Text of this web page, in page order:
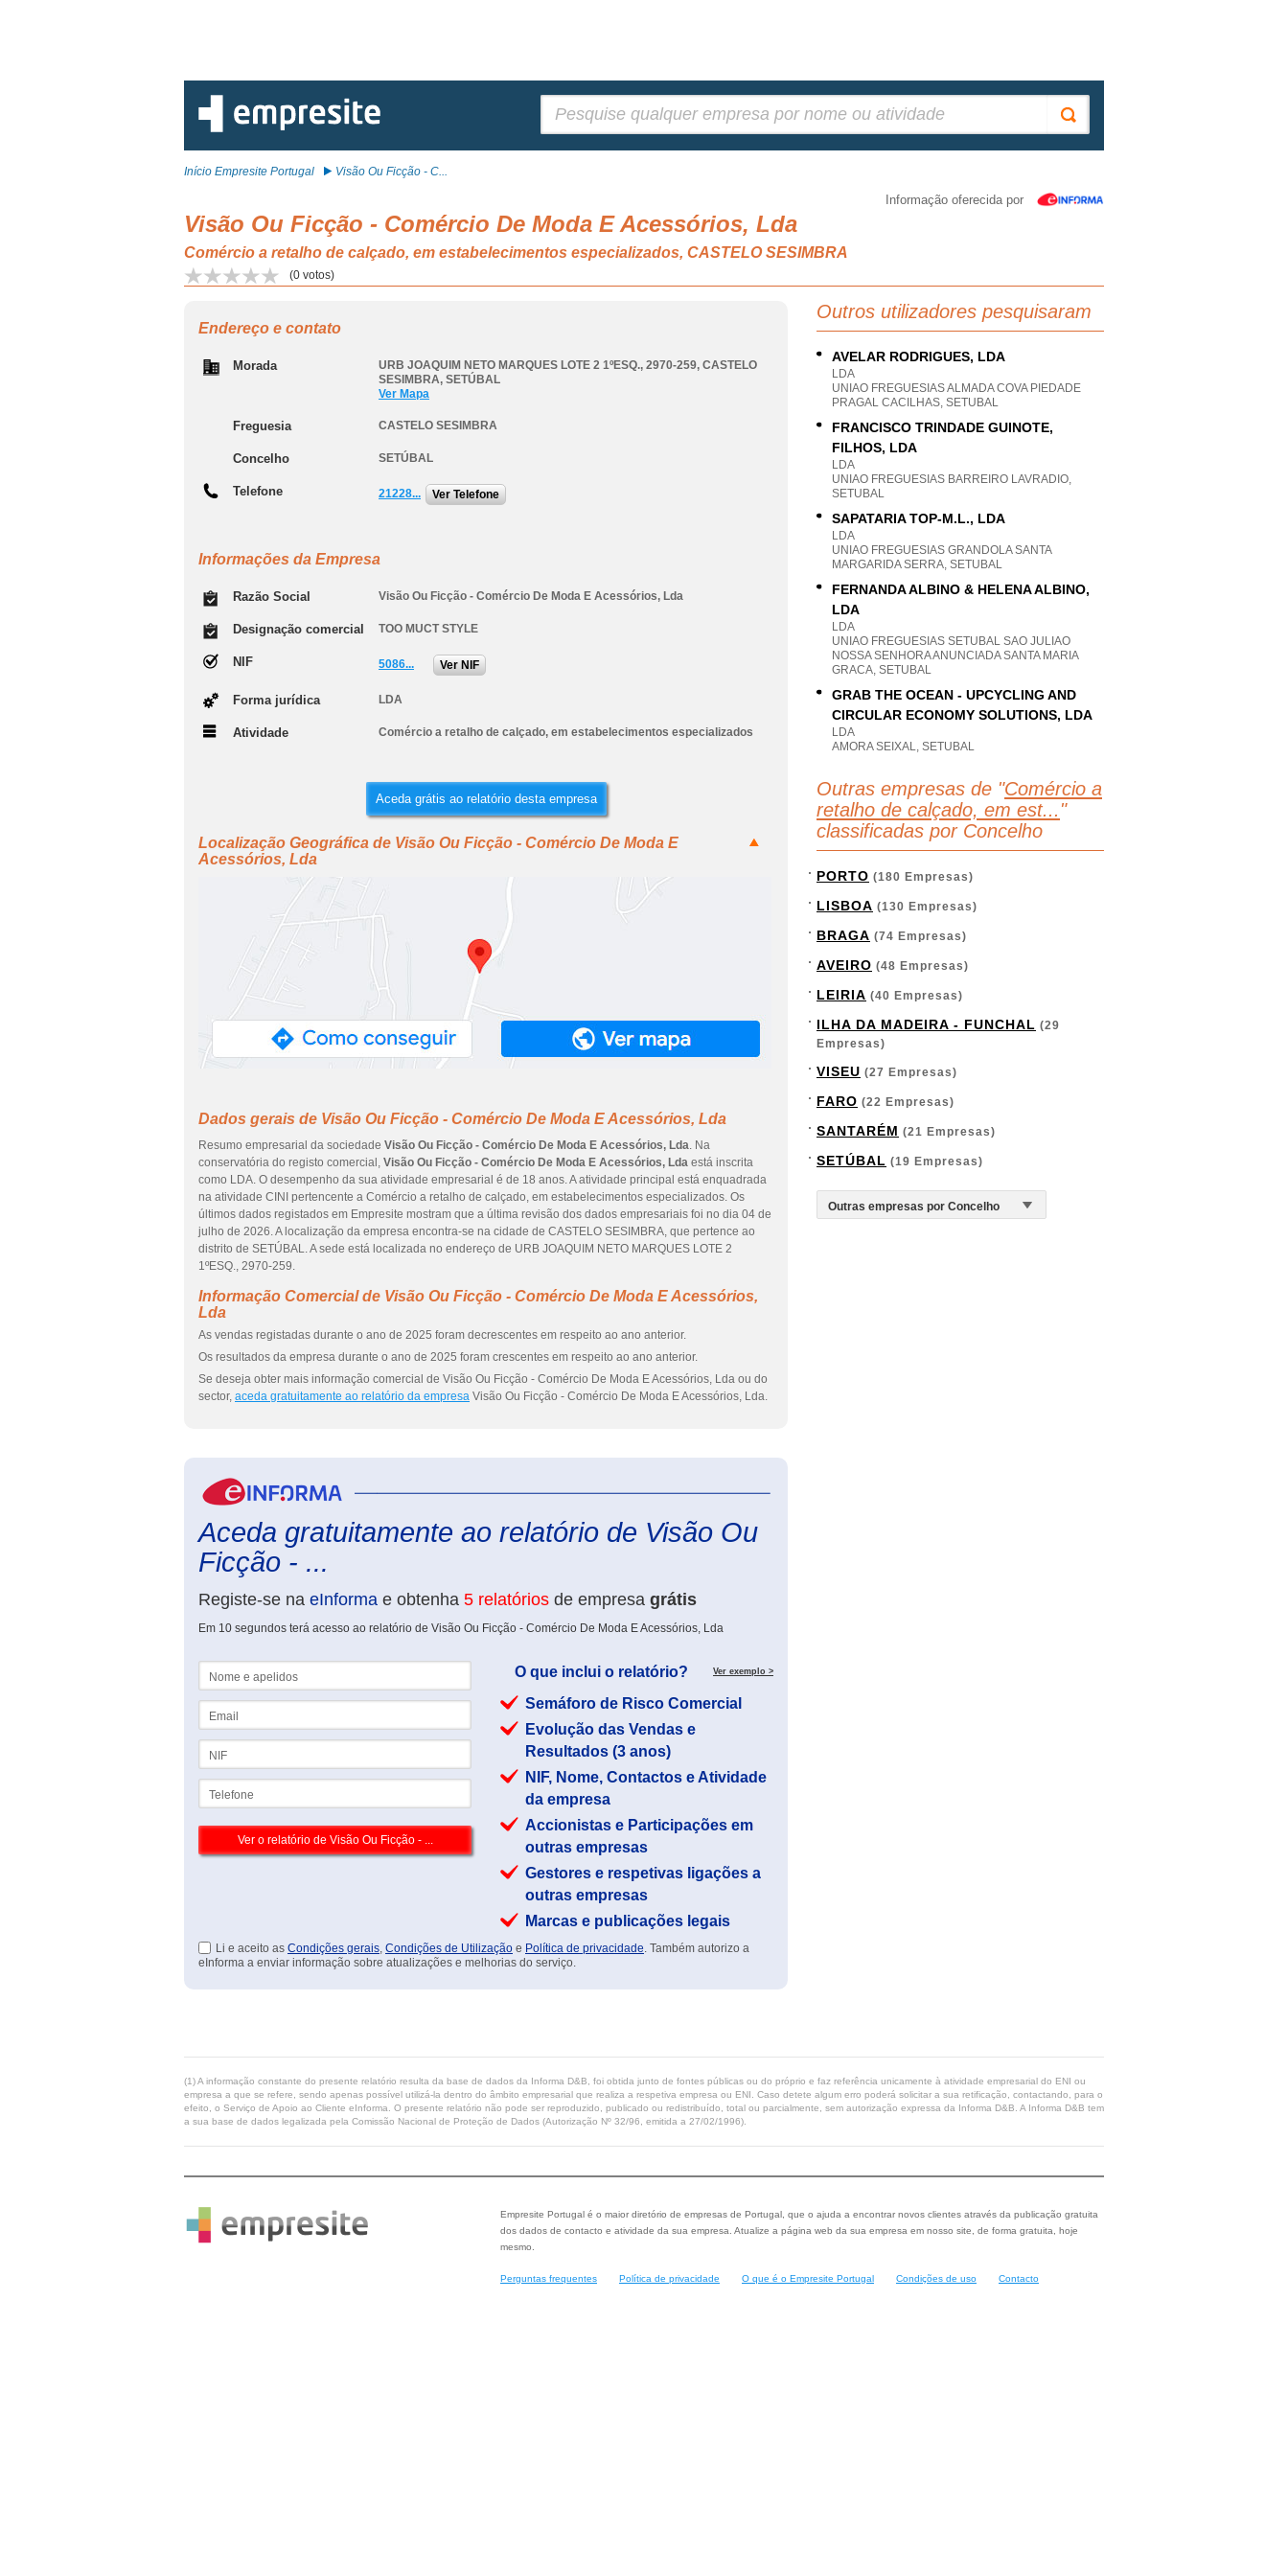
Início Empresite Portugal Visão Ou Ficção - C...
Informação oferecida por
Visão Ou Ficção - Comércio De Moda E Acessórios, Lda
Comércio a retalho de calçado, em estabelecimentos especializados, CASTELO SESIMBRA
(0 votos)
Endereço e contato
Morada URB JOAQUIM NETO MARQUES LOTE 2 1ºESQ., 2970-259, CASTELO
SESIMBRA, SETÚBAL
Ver Mapa
Freguesia CASTELO SESIMBRA
Concelho SETÚBAL
Telefone 21228... Ver Telefone
Informações da Empresa
Razão Social Visão Ou Ficção - Comércio De Moda E Acessórios, Lda
Designação comercial TOO MUCT STYLE
NIF 5086... Ver NIF
Forma jurídica LDA
Atividade Comércio a retalho de calçado, em estabelecimentos especializados
Aceda grátis ao relatório desta empresa
Localização Geográfica de Visão Ou Ficção - Comércio De Moda E
Acessórios, Lda
Dados gerais de Visão Ou Ficção - Comércio De Moda E Acessórios, Lda
Resumo empresarial da sociedade Visão Ou Ficção - Comércio De Moda E Acessórios, Lda. Na
conservatória do registo comercial, Visão Ou Ficção - Comércio De Moda E Acessórios, Lda está inscrita
como LDA. O desempenho da sua atividade empresarial é de 18 anos. A atividade principal está enquadrada
na atividade CINI pertencente a Comércio a retalho de calçado, em estabelecimentos especializados. Os
últimos dados registados em Empresite mostram que a última revisão dos dados empresariais foi no dia 04 de
julho de 2026. A localização da empresa encontra-se na cidade de CASTELO SESIMBRA, que pertence ao
distrito de SETÚBAL. A sede está localizada no endereço de URB JOAQUIM NETO MARQUES LOTE 2
1ºESQ., 2970-259.
Informação Comercial de Visão Ou Ficção - Comércio De Moda E Acessórios,
Lda
As vendas registadas durante o ano de 2025 foram decrescentes em respeito ao ano anterior.
Os resultados da empresa durante o ano de 2025 foram crescentes em respeito ao ano anterior.
Se deseja obter mais informação comercial de Visão Ou Ficção - Comércio De Moda E Acessórios, Lda ou do
sector, aceda gratuitamente ao relatório da empresa Visão Ou Ficção - Comércio De Moda E Acessórios, Lda.
Aceda gratuitamente ao relatório de Visão Ou
Ficção - ...
Registe-se na eInforma e obtenha 5 relatórios de empresa grátis
Em 10 segundos terá acesso ao relatório de Visão Ou Ficção - Comércio De Moda E Acessórios, Lda
O que inclui o relatório? Ver exemplo >
Semáforo de Risco Comercial
Evolução das Vendas e
Resultados (3 anos)
NIF, Nome, Contactos e Atividade
da empresa
Accionistas e Participações em
outras empresas
Gestores e respetivas ligações a
outras empresas
Marcas e publicações legais
Li e aceito as Condições gerais, Condições de Utilização e Política de privacidade. Também autorizo a
eInforma a enviar informação sobre atualizações e melhorias do serviço.
Outros utilizadores pesquisaram
AVELAR RODRIGUES, LDA
LDA
UNIAO FREGUESIAS ALMADA COVA PIEDADE
PRAGAL CACILHAS, SETUBAL
FRANCISCO TRINDADE GUINOTE,
FILHOS, LDA
LDA
UNIAO FREGUESIAS BARREIRO LAVRADIO,
SETUBAL
SAPATARIA TOP-M.L., LDA
LDA
UNIAO FREGUESIAS GRANDOLA SANTA
MARGARIDA SERRA, SETUBAL
FERNANDA ALBINO & HELENA ALBINO,
LDA
LDA
UNIAO FREGUESIAS SETUBAL SAO JULIAO
NOSSA SENHORA ANUNCIADA SANTA MARIA
GRACA, SETUBAL
GRAB THE OCEAN - UPCYCLING AND
CIRCULAR ECONOMY SOLUTIONS, LDA
LDA
AMORA SEIXAL, SETUBAL
Outras empresas de "Comércio a
retalho de calçado, em est... "
classificadas por Concelho
PORTO (180 Empresas)
LISBOA (130 Empresas)
BRAGA (74 Empresas)
AVEIRO (48 Empresas)
LEIRIA (40 Empresas)
ILHA DA MADEIRA - FUNCHAL (29
Empresas)
VISEU (27 Empresas)
FARO (22 Empresas)
SANTARÉM (21 Empresas)
SETÚBAL (19 Empresas)
(1) A informação constante do presente relatório resulta da base de dados da Informa D&B, foi obtida junto de fontes públicas ou do próprio e faz referência unicamente à atividade empresarial do ENI ou
empresa a que se refere, sendo apenas possível utilizá-la dentro do âmbito empresarial que realiza a respetiva empresa ou ENI. Caso detete algum erro poderá solicitar a sua retificação, contactando, para o
efeito, o Serviço de Apoio ao Cliente eInforma. O presente relatório não pode ser reproduzido, publicado ou redistribuído, total ou parcialmente, sem autorização expressa da Informa D&B. A Informa D&B tem
a sua base de dados legalizada pela Comissão Nacional de Proteção de Dados (Autorização Nº 32/96, emitida a 27/02/1996).
Empresite Portugal é o maior diretório de empresas de Portugal, que o ajuda a encontrar novos clientes através da publicação gratuita
dos dados de contacto e atividade da sua empresa. Atualize a página web da sua empresa em nosso site, de forma gratuita, hoje
mesmo.
Perguntas frequentes Política de privacidade O que é o Empresite Portugal Condições de uso Contacto